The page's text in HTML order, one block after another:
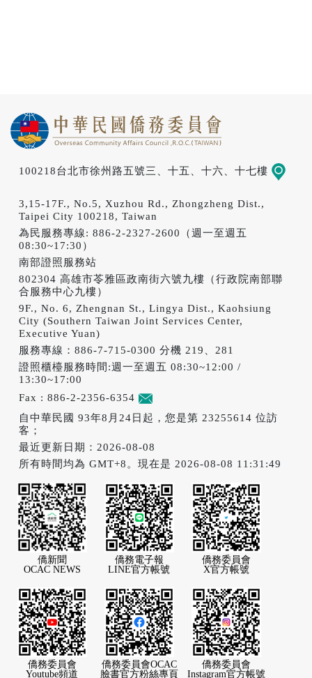
100218台北市徐州路五號三、十五、十六、十七樓
3,15-17F., No.5, Xuzhou Rd., Zhongzheng Dist.,
Taipei City 100218, Taiwan
為民服務專線: 886-2-2327-2600（週一至週五
08:30~17:30）
南部證照服務站
802304 高雄市苓雅區政南街六號九樓（行政院南部聯
合服務中心九樓）
9F., No. 6, Zhengnan St., Lingya Dist., Kaohsiung
City (Southern Taiwan Joint Services Center,
Executive Yuan)
服務專線：886-7-715-0300 分機 219、281
證照櫃檯服務時間:週一至週五 08:30~12:00 /
13:30~17:00
Fax : 886-2-2356-6354
自中華民國 93年8月24日起，您是第 23255614 位訪
客；
最近更新日期：2026-08-08
所有時間均為 GMT+8。現在是 2026-08-08 11:31:49
僑新聞
OCAC NEWS
僑務電子報
LINE官方帳號
僑務委員會
X官方帳號
僑務委員會
Youtube頻道
僑務委員會OCAC
臉書官方粉絲專頁
僑務委員會
Instagram官方帳號